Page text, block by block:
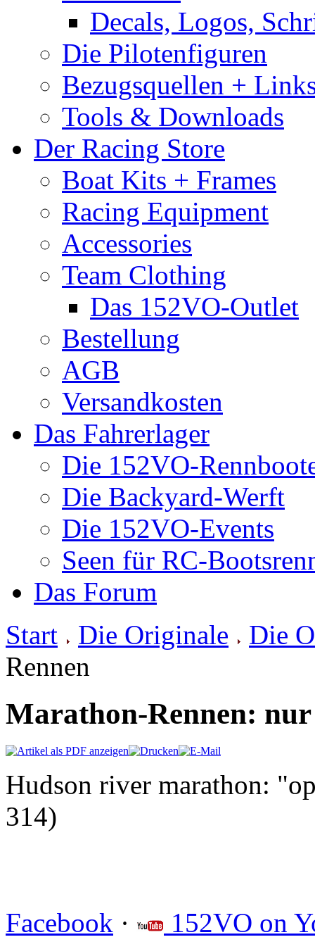
Decals, Logos,
Die Pilotenfiguren
Bezugsquellen +
Tools & Downloads
Der Racing Store
Boat Kits + Frames
Racing Equipment
Accessories
Team Clothing
Das 152VO-Outlet
Bestellung
AGB
Versandkosten
Das Fahrerlager
Die 152VO-
Die Backyard-Werft
Die 152VO-Events
Seen für RC-
Das Forum
Start
Die Originale
Die
Rennen
Marathon-Rennen:
Hudson river marathon:
314)
Facebook ·
152VO on